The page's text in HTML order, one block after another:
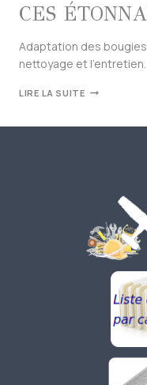
CES
Adaptation des bougies
nettoyage et l’entretien.
LIRE LA SUITE